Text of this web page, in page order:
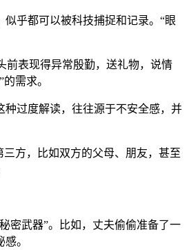
乎都可以被科技捕捉和记录。“眼
前表现得异常殷勤，送礼物，说情
需求。
种过度解读，往往源于不安全感，并
方，比如双方的父母、朋友，甚至
密武器”。比如，丈夫偷偷准备了一
。